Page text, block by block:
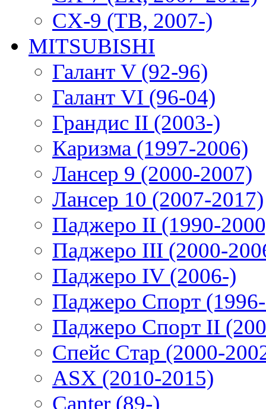
CX-9 (TB, 2007-)
MITSUBISHI
Галант V (92-96)
Галант VI (96-04)
Грандис II (2003-)
Каризма (1997-2006)
Лансер 9 (2000-2007)
Лансер 10 (2007-2017)
Паджеро II (1990-
Паджеро III (2000-
Паджеро IV (2006-)
Паджеро Спорт
Паджеро Спорт II
Спейс Стар (2000-
ASX (2010-2015)
Canter (89-)